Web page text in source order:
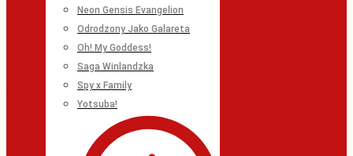
Neon Gensis Evangelion
Odrodzony Jako Galareta
Oh! My Goddess!
Saga Winlandzka
Spy x Family
Yotsuba!